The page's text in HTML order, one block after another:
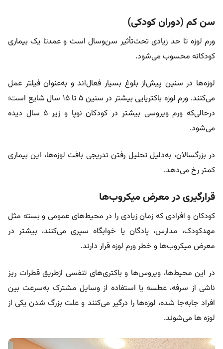
سن کم (دوران کودکی)
ورم لوزه تا حد زیادی تحت‌تأثیر سن‌و‌سال است و عمدتا یک بیماری
کودکانه محسوب می‌شود.
لوزه‌ها در سنین پیش‌از بلوغ بسیار فعال‌اند و به‌عنوان فیلتر عمل
می‌کنند. ورم لوزه باکتریایی بیشتر در سنین ۵ تا ۱۵ سال شایع است؛
در‌حالی‌که ورم ویروسی بیشتر در کودکان نوپا و زیر ۵ سال دیده
می‌شود.
در بزرگسالان، به‌دلیل تحلیل رفتن تدریجی بافت لوزه‌ها، این بیماری
کمتر رخ می‌دهد.
قرارگیری در معرض میکروب‌ها
کودکان و افرادی که زمان زیادی را در محیط‌های عمومی و بسته مثل
مهدکودک‌، مدارس، پادگان‌ یا خوابگاه‌ سپری می‌کنند، بیشتر در
معرض میکروب‌ها و خطر ورم لوزه قرار دارند.
در این محیط‌ها، ویروس‌ها و باکتری‌های تنفسی ازطریق قطرات ریز
ناشی از سرفه، عطسه یا استفاده از وسایل مشترک به‌سرعت بین
افراد جابه‌جا شده، لوزه‌ها را درگیر می‌کنند و علت بزرگ شدن یکی از
لوزه ها می‌شوند.